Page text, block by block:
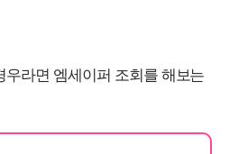
우라면 엠세이퍼 조회를 해보는